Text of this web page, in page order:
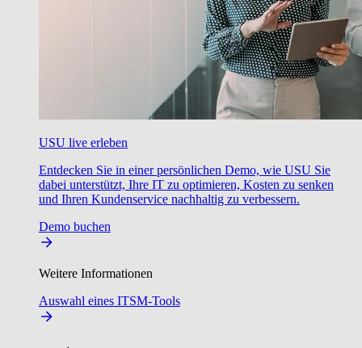
USU live erleben
Entdecken Sie in einer persönlichen Demo, wie USU Sie
dabei unterstützt, Ihre IT zu optimieren, Kosten zu senken
und Ihren Kundenservice nachhaltig zu verbessern.
Demo buchen
Weitere Informationen
Auswahl eines ITSM-Tools